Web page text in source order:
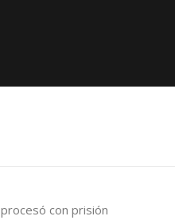
procesó con prisión